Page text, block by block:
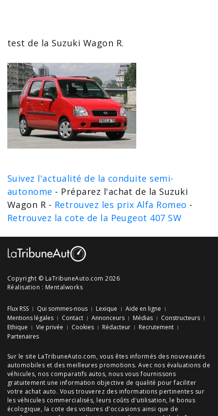
test de la Suzuki Wagon R.
Suivez l'actualité de la conduite semi-
autonome - Préparez l'achat de la Suzuki
Wagon R - Retrouvez les prix Alfa Romeo -
Retrouvez la cote de la Peugeot 407 SW
Copyright © LaTribuneAuto.com 2026
Réalisation : Mentalworks
Flux RSS Qui sommes-nous Lexique
Aide en ligne
Mentions légales
Contact Annonceurs Médias
Constructeurs
Ethique
Vie privée Cookies Rédacteur
Recrutement
Partenaires
Sur le site LaTribuneAuto.com, vous êtes informés des nouveautés
automobiles et des meilleures promotions. Avec nos évaluations de
véhicules, nos comparatifs autos, nous vous fournissons
gratuitement une information objective de qualité pour faciliter
votre achat auto. Vous trouverez des informations pertinentes sur
les véhicules commercialisés, leurs coûts d'utilisation, le bonus
écologique, la cote des voitures d'occasions ainsi que de